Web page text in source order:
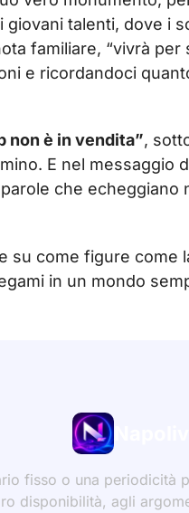
talenti, dove i
familiare, “vivrà
e ricordandoci
non è in vendita”,
E nel messaggio
che echeggiano
su come figure come
in un mondo
fisso o una
disponibilità, agli